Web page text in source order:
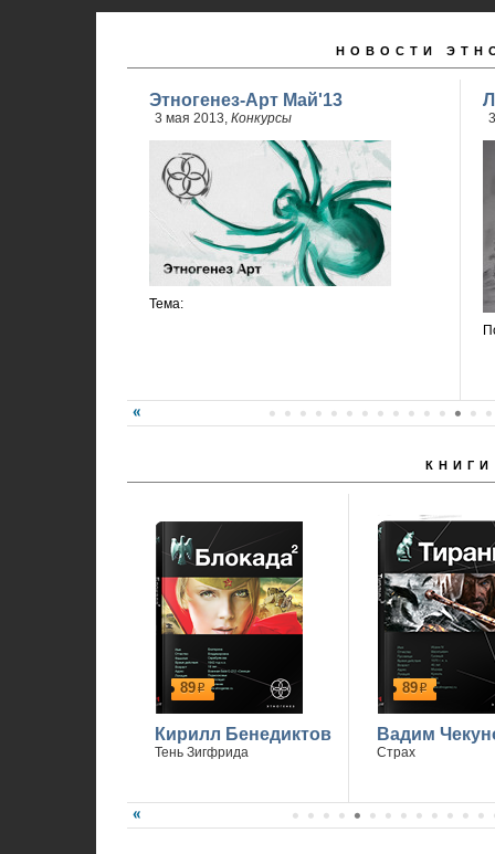
НОВОСТИ
Этногенез-Арт Май'13
3 мая 2013, Конкурсы
Тема:
КНИГИ
89р
Кирилл Бенедиктов
Тень Зигфрида
89р
Вадим
Страх